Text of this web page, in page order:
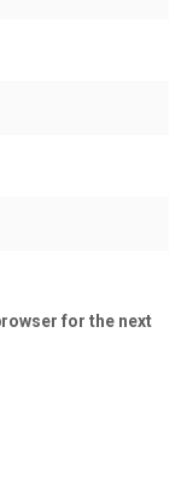
for the next